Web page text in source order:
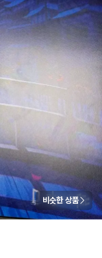
비슷한 상품